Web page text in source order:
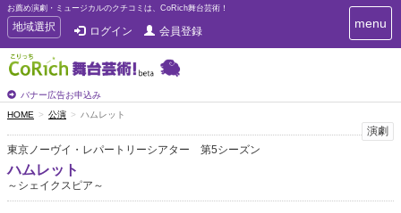
お薦め演劇・ミュージカルのクチコミは、CoRich舞台芸術！
T
o
g
g
e
n
a
v
地域選択 ログイン 会員登録
バナー広告お申込み
T
o
g
menu
HOME 公演 ハムレット
演劇
東京ノーヴイ・レパートリーシアター 第5シーズン
ハムレット
～シェイクスピア～